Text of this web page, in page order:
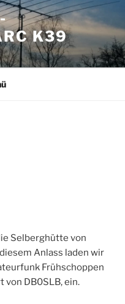
K39
Selberghütte von
Anlass laden wir
Frühschoppen
von DB0SLB, ein.